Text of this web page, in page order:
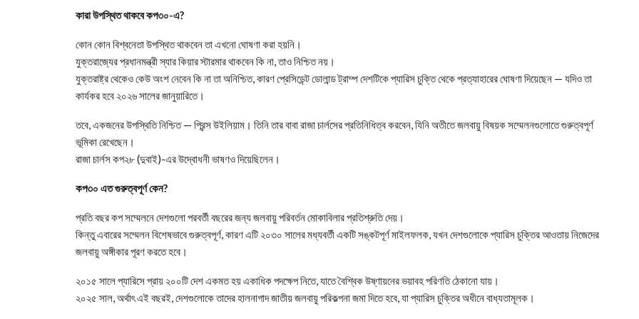
কারা উপস্থিত থাকবে কপ৩০-এ?
কোন কোন বিশ্বনেতা উপস্থিত থাকবেন তা এখনো ঘোষণা করা হয়নি।
যুক্তরাজ্যের প্রধানমন্ত্রী স্যার কিয়ার স্টারমার থাকবেন কি না, তাও নিশ্চিত নয়।
যুক্তরাষ্ট্র থেকেও কেউ অংশ নেবেন কি না তা অনিশ্চিত, কারণ প্রেসিডেন্ট ডোলান্ড ট্রাম্প দেশটিকে প্যারিস চুক্তি থেকে প্রত্যাহারের ঘোষণা দিয়েছেন — যদিও তা
কার্যকর হবে ২০২৬ সালের জানুয়ারিতে।
তবে, একজনের উপস্থিতি নিশ্চিত — প্রিন্স উইলিয়াম। তিনি তার বাবা রাজা চার্লসের প্রতিনিধিত্ব করবেন, যিনি অতীতে জলবায়ু বিষয়ক সম্মেলনগুলোতে গুরুত্বপূর্ণ
ভূমিকা রেখেছেন।
রাজা চার্লস কপ২৮ (দুবাই)-এর উদ্বোধনী ভাষণও দিয়েছিলেন।
কপ৩০ এত গুরুত্বপূর্ণ কেন?
প্রতি বছর কপ সম্মেলনে দেশগুলো পরবর্তী বছরের জন্য জলবায়ু পরিবর্তন মোকাবিলার প্রতিশ্রুতি দেয়।
কিন্তু এবারের সম্মেলন বিশেষভাবে গুরুত্বপূর্ণ, কারণ এটি ২০৩০ সালের মধ্যবর্তী একটি সঙ্কটপূর্ণ মাইলফলক, যখন দেশগুলোকে প্যারিস চুক্তির আওতায় নিজেদের
জলবায়ু অঙ্গীকার পূরণ করতে হবে।
২০১৫ সালে প্যারিসে প্রায় ২০০টি দেশ একমত হয় একাধিক পদক্ষেপ নিতে, যাতে বৈশ্বিক উষ্ণায়নের ভয়াবহ পরিণতি ঠেকানো যায়।
২০২৫ সাল, অর্থাৎ এই বছরই, দেশগুলোকে তাদের হালনাগাদ জাতীয় জলবায়ু পরিকল্পনা জমা দিতে হবে, যা প্যারিস চুক্তির অধীনে বাধ্যতামূলক।